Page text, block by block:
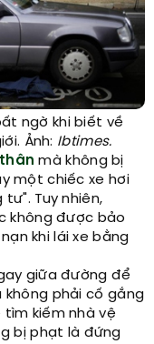
ngờ khi biết về
Ảnh: Ibtimes.
mà không bị
một chiếc xe hơi
Tuy nhiên,
không được bảo
khi lái xe bằng
giữa đường để
phải cố gắng
kiếm nhà vệ
bị phạt là đứng